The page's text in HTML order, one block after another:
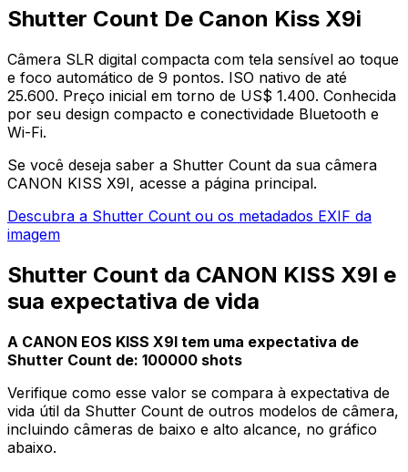
Shutter Count De Canon Kiss X9i
Câmera SLR digital compacta com tela sensível ao toque
e foco automático de 9 pontos. ISO nativo de até
25.600. Preço inicial em torno de US$ 1.400. Conhecida
por seu design compacto e conectividade Bluetooth e
Wi-Fi.
Se você deseja saber a Shutter Count da sua câmera
CANON KISS X9I, acesse a página principal.
Descubra a Shutter Count ou os metadados EXIF da
imagem
Shutter Count da CANON KISS X9I e
sua expectativa de vida
A CANON EOS KISS X9I tem uma expectativa de
Shutter Count de: 100000 shots
Verifique como esse valor se compara à expectativa de
vida útil da Shutter Count de outros modelos de câmera,
incluindo câmeras de baixo e alto alcance, no gráfico
abaixo.